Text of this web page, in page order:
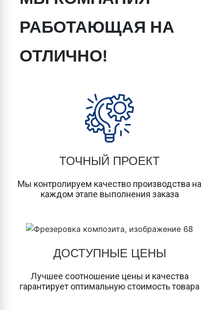
РАБОТАЮЩАЯ НА
ОТЛИЧНО!
ТОЧНЫЙ ПРОЕКТ
Мы контролируем качество производства на
каждом этапе выполнения заказа
ДОСТУПНЫЕ ЦЕНЫ
Лучшее соотношение цены и качества
гарантирует оптимальную стоимость товара